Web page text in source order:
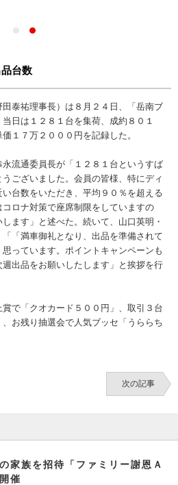
台数
泰祐理事長）は８月２４日、「岳南ブ
日は１２８１台を集荷、成約８０１
１７万２０００円を記録した。
流通委員長が「１２８１台というすば
ございました。会員の皆様、特にディ
台数をいただき、平均９０％を超える
ロナ対策で座席制限をしていますの
ます」と述べた。続いて、山口英明・
「満車御礼となり、出品を準備されて
っています。ポイントキャンペーンも
出品をお願いしたします」と挨拶を行
で「クオカード５００円」、取引３台
お残り抽選会で人気ブッセ「うららち
次の記事
家族を招待「ファミリー謝恩Ａ
催